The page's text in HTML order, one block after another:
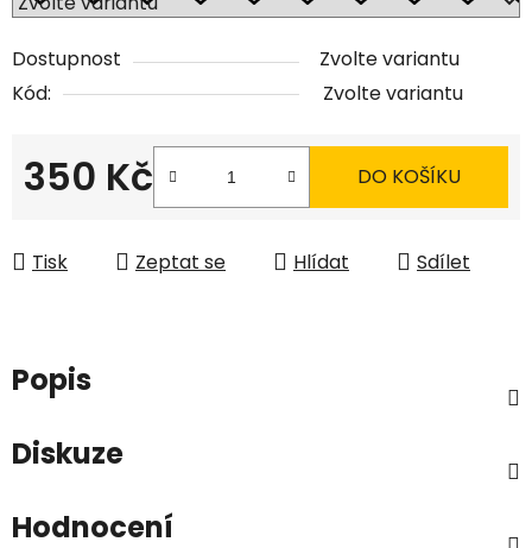
Dostupnost
Zvolte variantu
Kód:
Zvolte variantu
350 Kč DO KOŠÍKU
Tisk Zeptat se Hlídat Sdílet
Popis
Diskuze
Hodnocení